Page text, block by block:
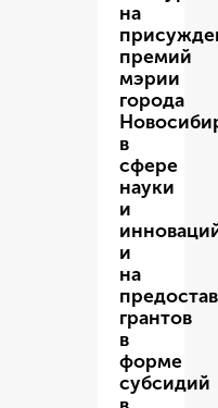
на
премий
мэрии
города
в
сфере
науки
и
и
на
грантов
в
форме
субсидий